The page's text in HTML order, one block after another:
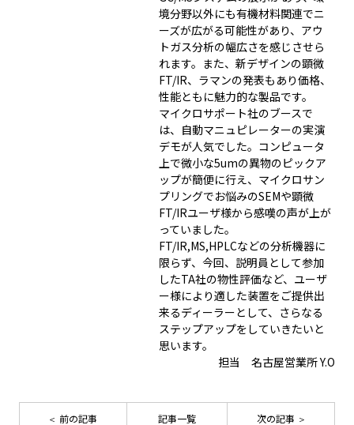
境分野以外にも有機材料関連でニ
ーズが広がる可能性があり、アウ
トガス分析の幅広さを感じさせら
れます。また、新デザインの顕微
FT/IR、ラマンの発表もあり価格、
性能ともに魅力的な製品です。
マイクロサポート社のブースで
は、自動マニュピレーターの実演
デモが人気でした。コンピュータ
上で微小な5umの異物のピックア
ップが簡便に行え、マイクロサン
プリングでお悩みのSEMや顕微
FT/IRユーザ様から感嘆の声が上が
っていました。
FT/IR,MS,HPLCなどの分析機器に
限らず、今回、説明員として参加
したTA社の物性評価など、ユーザ
ー様により適した装置をご提供出
来るディーラーとして、さらなる
ステップアップをしていきたいと
思います。
担当 名古屋営業所 Y.O
前の記事 次の記事
記事一覧